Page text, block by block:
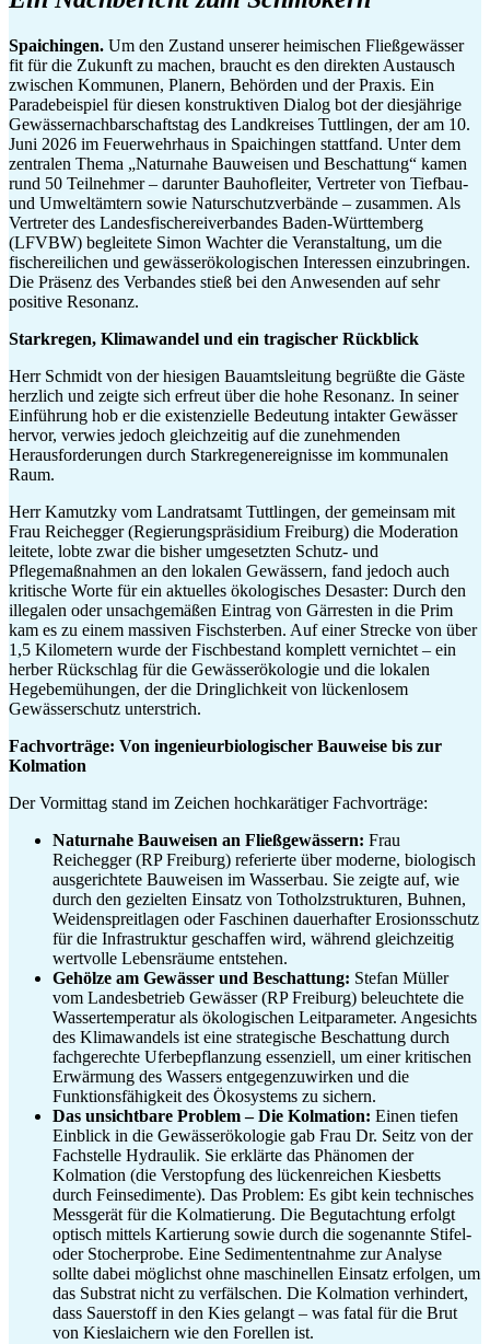
Spaichingen. Um den Zustand unserer heimischen Fließgewässer
fit für die Zukunft zu machen, braucht es den direkten Austausch
zwischen Kommunen, Planern, Behörden und der Praxis. Ein
Paradebeispiel für diesen konstruktiven Dialog bot der diesjährige
Gewässernachbarschaftstag des Landkreises Tuttlingen, der am 10.
Juni 2026 im Feuerwehrhaus in Spaichingen stattfand. Unter dem
zentralen Thema „Naturnahe Bauweisen und Beschattung“ kamen
rund 50 Teilnehmer – darunter Bauhofleiter, Vertreter von Tiefbau-
und Umweltämtern sowie Naturschutzverbände – zusammen. Als
Vertreter des Landesfischereiverbandes Baden-Württemberg
(LFVBW) begleitete Simon Wachter die Veranstaltung, um die
fischereilichen und gewässerökologischen Interessen einzubringen.
Die Präsenz des Verbandes stieß bei den Anwesenden auf sehr
positive Resonanz.
Starkregen, Klimawandel und ein tragischer Rückblick
Herr Schmidt von der hiesigen Bauamtsleitung begrüßte die Gäste
herzlich und zeigte sich erfreut über die hohe Resonanz. In seiner
Einführung hob er die existenzielle Bedeutung intakter Gewässer
hervor, verwies jedoch gleichzeitig auf die zunehmenden
Herausforderungen durch Starkregenereignisse im kommunalen
Raum.
Herr Kamutzky vom Landratsamt Tuttlingen, der gemeinsam mit
Frau Reichegger (Regierungspräsidium Freiburg) die Moderation
leitete, lobte zwar die bisher umgesetzten Schutz- und
Pflegemaßnahmen an den lokalen Gewässern, fand jedoch auch
kritische Worte für ein aktuelles ökologisches Desaster: Durch den
illegalen oder unsachgemäßen Eintrag von Gärresten in die Prim
kam es zu einem massiven Fischsterben. Auf einer Strecke von über
1,5 Kilometern wurde der Fischbestand komplett vernichtet – ein
herber Rückschlag für die Gewässerökologie und die lokalen
Hegebemühungen, der die Dringlichkeit von lückenlosem
Gewässerschutz unterstrich.
Fachvorträge: Von ingenieurbiologischer Bauweise bis zur
Kolmation
Der Vormittag stand im Zeichen hochkarätiger Fachvorträge:
Naturnahe Bauweisen an Fließgewässern: Frau
Reichegger (RP Freiburg) referierte über moderne, biologisch
ausgerichtete Bauweisen im Wasserbau. Sie zeigte auf, wie
durch den gezielten Einsatz von Totholzstrukturen, Buhnen,
Weidenspreitlagen oder Faschinen dauerhafter Erosionsschutz
für die Infrastruktur geschaffen wird, während gleichzeitig
wertvolle Lebensräume entstehen.
Gehölze am Gewässer und Beschattung: Stefan Müller
vom Landesbetrieb Gewässer (RP Freiburg) beleuchtete die
Wassertemperatur als ökologischen Leitparameter. Angesichts
des Klimawandels ist eine strategische Beschattung durch
fachgerechte Uferbepflanzung essenziell, um einer kritischen
Erwärmung des Wassers entgegenzuwirken und die
Funktionsfähigkeit des Ökosystems zu sichern.
Das unsichtbare Problem – Die Kolmation: Einen tiefen
Einblick in die Gewässerökologie gab Frau Dr. Seitz von der
Fachstelle Hydraulik. Sie erklärte das Phänomen der
Kolmation (die Verstopfung des lückenreichen Kiesbetts
durch Feinsedimente). Das Problem: Es gibt kein technisches
Messgerät für die Kolmatierung. Die Begutachtung erfolgt
optisch mittels Kartierung sowie durch die sogenannte Stifel-
oder Stocherprobe. Eine Sedimententnahme zur Analyse
sollte dabei möglichst ohne maschinellen Einsatz erfolgen, um
das Substrat nicht zu verfälschen. Die Kolmation verhindert,
dass Sauerstoff in den Kies gelangt – was fatal für die Brut
von Kieslaichern wie den Forellen ist.